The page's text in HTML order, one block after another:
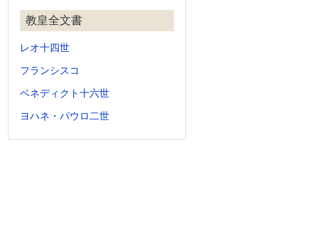
教皇全文書
レオ十四世
フランシスコ
ベネディクト十六世
ヨハネ・パウロ二世